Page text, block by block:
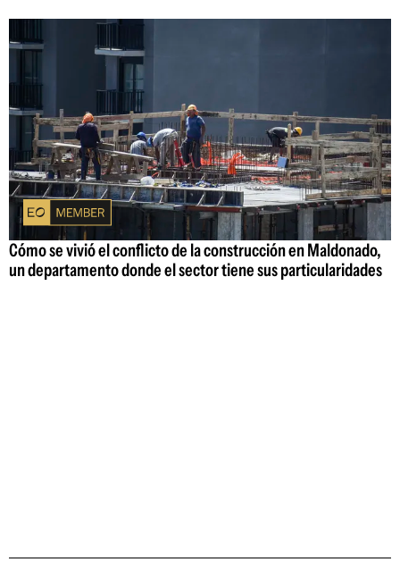
Cómo se vivió el conflicto de la construcción en Maldonado,
un departamento donde el sector tiene sus particularidades